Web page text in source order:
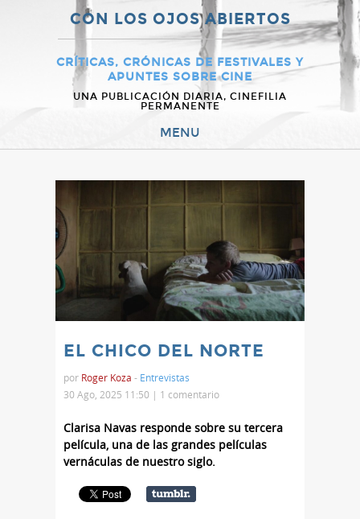
CON LOS OJOS ABIERTOS
CRÍTICAS, CRÓNICAS DE FESTIVALES Y
APUNTES SOBRE CINE
UNA PUBLICACIÓN DIARIA, CINEFILIA
PERMANENTE
MENU
EL CHICO DEL NORTE
por Roger Koza - Entrevistas
30 Ago, 2025 11:50 | 1 comentario
Clarisa Navas responde sobre su tercera
película, una de las grandes películas
vernáculas de nuestro siglo.